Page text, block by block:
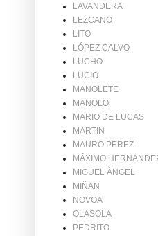
LAVANDERA
LEZCANO
LITO
LÓPEZ CALVO
LUCHO
LUCIO
MANOLETE
MANOLO
MARIO DE LUCAS
MARTIN
MAURO PEREZ
MÁXIMO
MIGUEL ÁNGEL
MIÑAN
NOVOA
OLASOLA
PEDRITO